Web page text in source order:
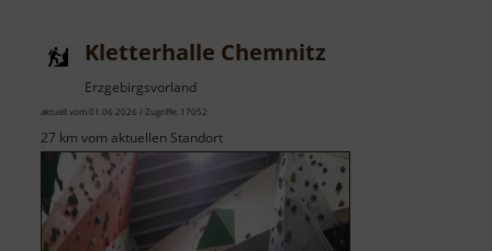
Kletterhalle Chemnitz
Erzgebirgsvorland
aktuell vom 01.06.2026 / Zugriffe: 17052
27 km vom aktuellen Standort